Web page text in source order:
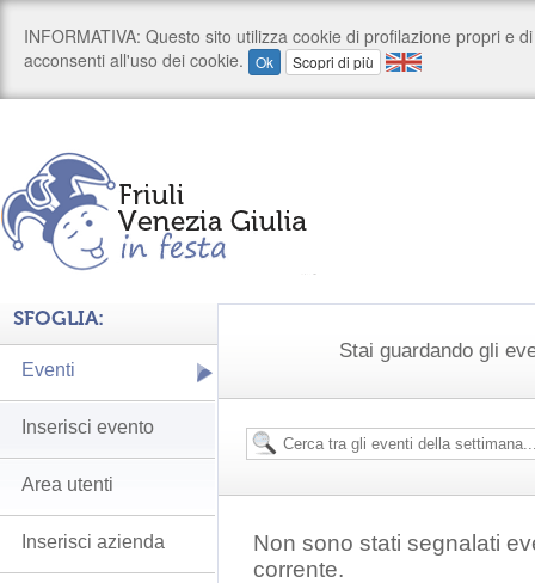
Stai guardando gli
Non sono stati segnalati
corrente.
SFOGLIA:
Eventi
Inserisci evento
Area utenti
Inserisci azienda